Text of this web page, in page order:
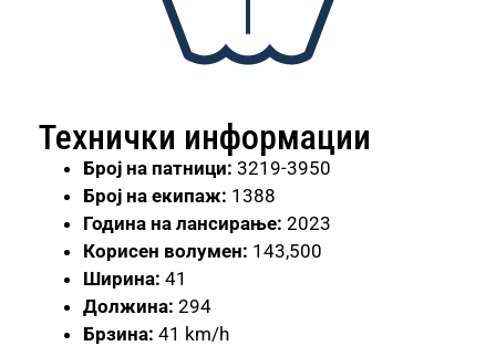
Технички информации
Број на патници: 3219-3950
Број на екипаж: 1388
Година на лансирање: 2023
Корисен волумен: 143,500
Ширина: 41
Должина: 294
Брзина: 41 km/h